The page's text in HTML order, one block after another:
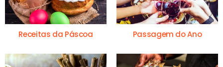
Receitas da Páscoa Passagem do Ano